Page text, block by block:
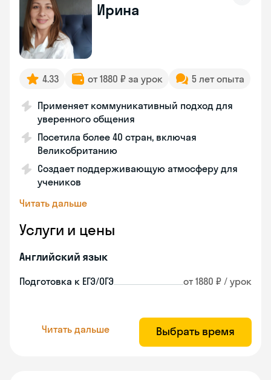
Ирина
4.33 от 1880 ₽ за урок 5 лет опыта
Применяет коммуникативный подход для
уверенного общения
Посетила более 40 стран, включая
Великобританию
Создает поддерживающую атмосферу для
учеников
Читать дальше
Услуги и цены
Английский язык
Подготовка к ЕГЭ/ОГЭ от 1880 ₽ / урок
Читать дальше Выбрать время